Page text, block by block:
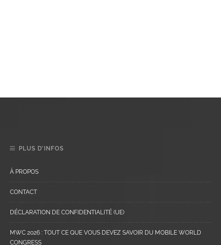
PLUS D’INFOS
À PROPOS
CONTACT
DÉCLARATION DE CONFIDENTIALITÉ (UE)
MWC 2026 : TOUT CE QUE VOUS DEVEZ SAVOIR DU MOBILE WORLD
CONGRESS